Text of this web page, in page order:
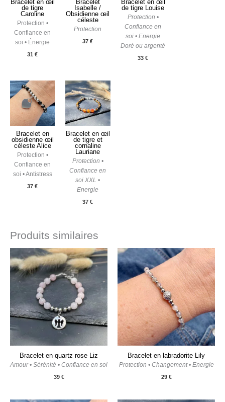
Bracelet en œil
de tigre
Caroline
Protection •
Confiance en
soi • Énergie
31€
Bracelet
Isabelle /
Obsidienne œil
céleste
Protection
37€
Bracelet en œil
de tigre Louise
Protection •
Confiance en
soi • Energie
Doré ou argenté
33€
Bracelet en
obsidienne œil
céleste Alice
Protection •
Confiance en
soi • Antistress
37€
Bracelet en œil
de tigre et
cornaline
Lauriane
Protection •
Confiance en
soi XXL •
Energie
37€
Produits similaires
Bracelet en quartz rose Liz
Amour • Sérénité • Confiance en soi
39 €
Bracelet en labradorite Lily
Protection • Changement • Energie
29 €